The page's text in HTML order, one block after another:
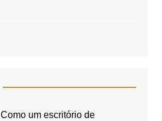
Como um escritório de